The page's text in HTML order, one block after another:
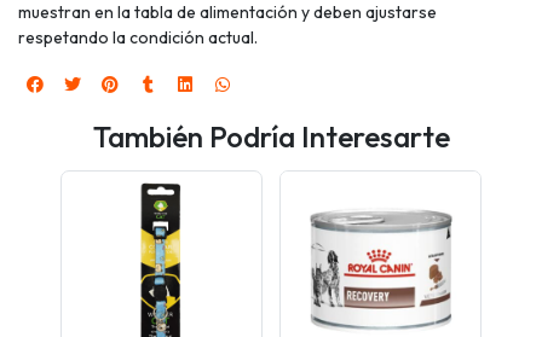
muestran en la tabla de alimentación y deben ajustarse
respetando la condición actual.
También Podría Interesarte